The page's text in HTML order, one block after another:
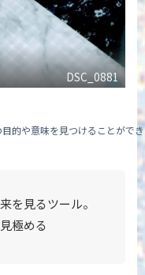
DSC_0881
的や意味を見つけることがで
を見るツール。
極める